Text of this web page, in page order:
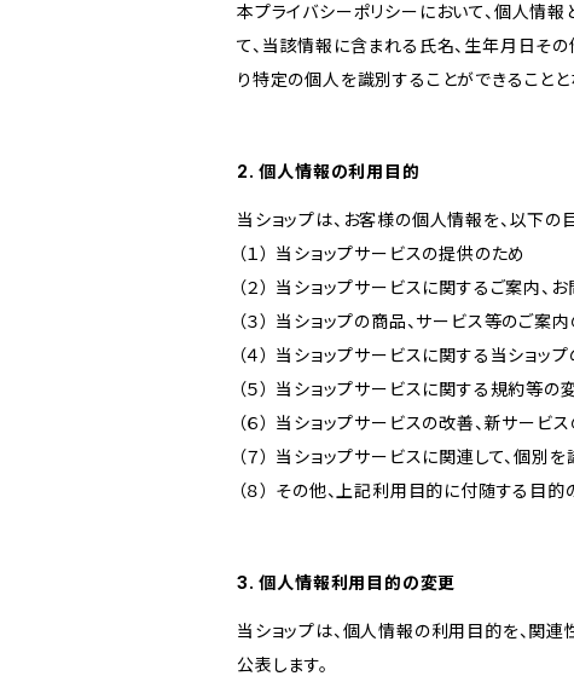
本プライバシーポリシーにおいて、個人情
て、当該情報に含まれる氏名、生年月日そ
り特定の個人を識別することができること
2. 個人情報の利用目的
当ショップは、お客様の個人情報を、以下の
（１） 当ショップサービスの提供のため
（２） 当ショップサービスに関するご案内
（３） 当ショップの商品、サービス等のご案
（４） 当ショップサービスに関する当ショッ
（５） 当ショップサービスに関する規約等
（６） 当ショップサービスの改善、新サービ
（７） 当ショップサービスに関連して、個
（８） その他、上記利用目的に付随する目的
3. 個人情報利用目的の変更
当ショップは、個人情報の利用目的を、関
公表します。